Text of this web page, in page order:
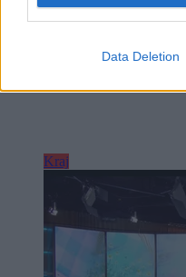
Data Deletion
Kraj